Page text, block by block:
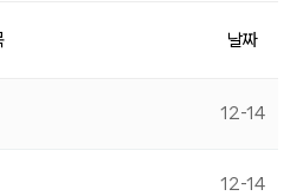
날짜
12-14
12-14